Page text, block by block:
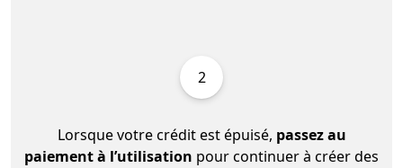
2
Lorsque votre crédit est épuisé, passez au
paiement à l’utilisation pour continuer à créer des